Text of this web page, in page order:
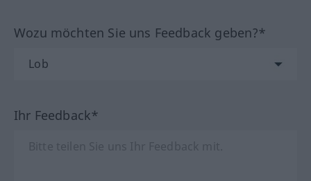
Wozu möchten Sie uns Feedback geben?*
Ihr Feedback*